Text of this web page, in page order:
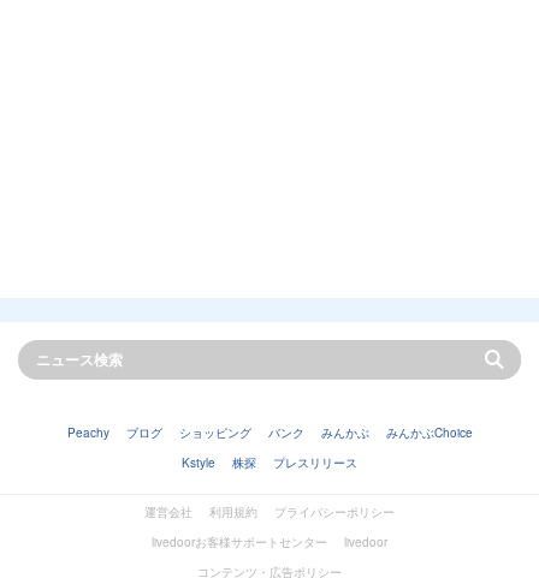
Peachy ブログ ショッピング バンク みんかぶ
みんかぶChoice
Kstyle
株探 プレスリリース
運営会社 利用規約
プライバシーポリシー
livedoorお客様サポートセンター
livedoor
コンテンツ・広告ポリシー